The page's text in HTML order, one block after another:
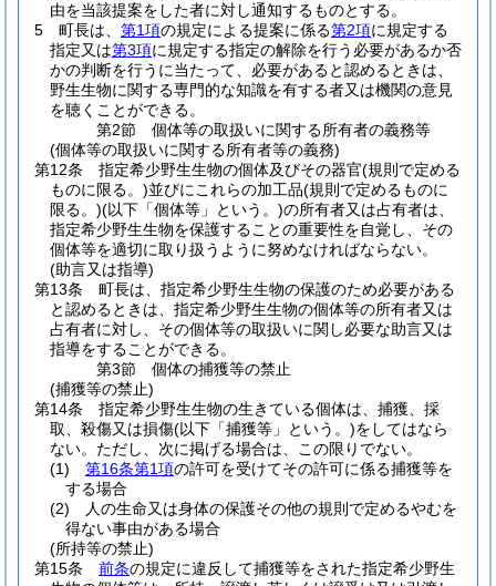
由を当該提案をした者に対し通知するものとする。
5
町長は、 第1項の規定による提案に係る第2項に規定する
指定又は第3項に規定する指定の解除を行う必要があるか否
かの判断を行うに当たって、必要があると認めるときは、
野生生物に関する専門的な知識を有する者又は機関の意見
を聴くことができる。
第2節
個体等の取扱いに関する所有者の義務等
(個体等の取扱いに関する所有者等の義務)
第12条
指定希少野生生物の個体及びその器官(規則で定める
ものに限る。)並びにこれらの加工品(規則で定めるものに
限る。)(以下「個体等」という。)の所有者又は占有者は、
指定希少野生生物を保護することの重要性を自覚し、その
個体等を適切に取り扱うように努めなければならない。
(助言又は指導)
第13条
町長は、指定希少野生生物の保護のため必要がある
と認めるときは、指定希少野生生物の個体等の所有者又は
占有者に対し、その個体等の取扱いに関し必要な助言又は
指導をすることができる。
第3節
個体の捕獲等の禁止
(捕獲等の禁止)
第14条
指定希少野生生物の生きている個体は、捕獲、採
取、殺傷又は損傷(以下「捕獲等」という。)をしてはなら
ない。 ただし、次に掲げる場合は、この限りでない。
(1)
第16条第1項の許可を受けてその許可に係る捕獲等を
する場合
(2)
人の生命又は身体の保護その他の規則で定めるやむを
得ない事由がある場合
(所持等の禁止)
第15条
前条の規定に違反して捕獲等をされた指定希少野生